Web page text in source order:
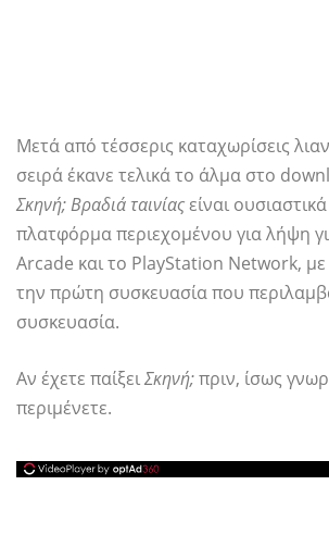
Μετά από τέσσερις καταχωρίσεις
σειρά έκανε τελικά το άλμα στο
Σκηνή; Βραδιά ταινίαςείναι
πλατφόρμα περιεχομένου για λήψη
Arcade και το PlayStation Network, με
την πρώτη συσκευασία που
συσκευασία.
Αν έχετε παίξειΣκηνή;πριν, ίσως
περιμένετε.